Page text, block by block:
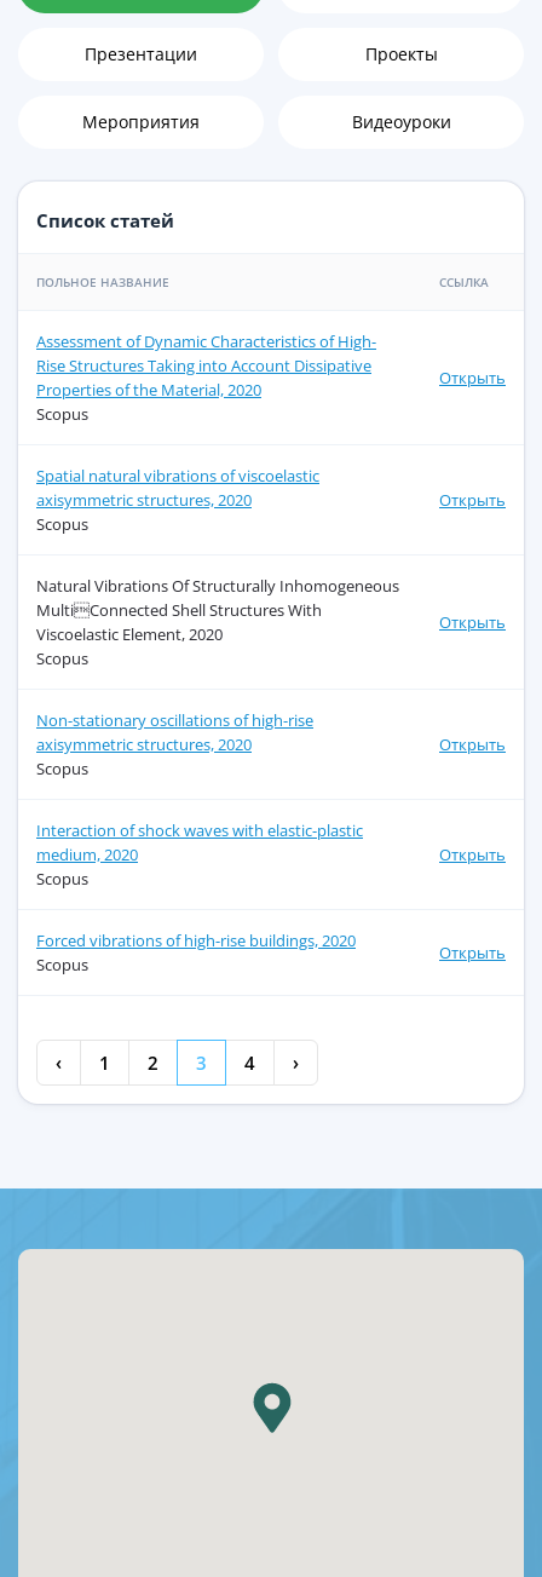
Презентации Проекты
Мероприятия Видеоуроки
Список статей
ПОЛЬНОЕ НАЗВАНИЕ ССЫЛКА
Assessment of Dynamic Characteristics of High-
Rise Structures Taking into Account Dissipative
Properties of the Material, 2020
Scopus
Открыть
Spatial natural vibrations of viscoelastic
axisymmetric structures, 2020
Scopus
Открыть
Natural Vibrations Of Structurally Inhomogeneous
MultiConnected Shell Structures With
Viscoelastic Element, 2020
Scopus
Открыть
Non-stationary oscillations of high-rise
axisymmetric structures, 2020
Scopus
Открыть
Interaction of shock waves with elastic-plastic
medium, 2020
Scopus
Открыть
Forced vibrations of high-rise buildings, 2020
Scopus
Открыть
‹ 1 2 3 4 ›